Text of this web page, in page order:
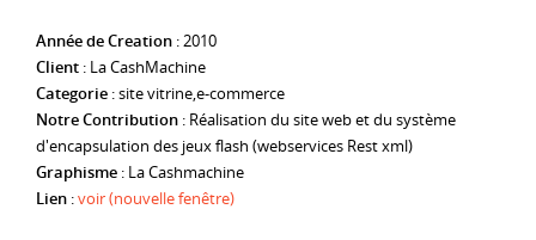
Année de Creation : 2010
Client : La CashMachine
Categorie : site vitrine,e-commerce
Notre Contribution : Réalisation du site web et du système
d'encapsulation des jeux flash (webservices Rest xml)
Graphisme : La Cashmachine
Lien :voir (nouvelle fenêtre)